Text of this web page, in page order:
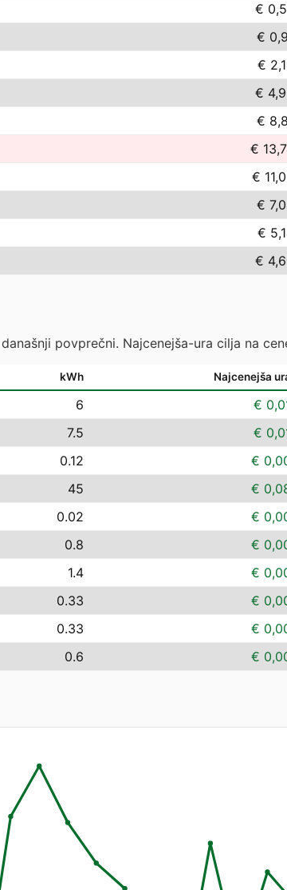
€
€
€
€
€
€
€
€
€
€
povprečni. Najcenejša-ura cilja na
kWh Najcenejša
6 €
7.5 €
0.12 €
45 €
0.02 €
0.8 €
1.4 €
0.33 €
0.33 €
0.6 €